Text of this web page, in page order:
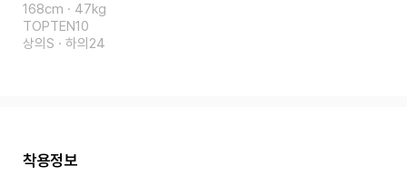
168cm · 47kg
TOPTEN10
상의S · 하의24
착용정보